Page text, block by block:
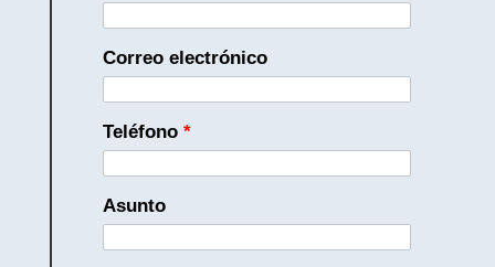
Correo electrónico
Teléfono *
Asunto